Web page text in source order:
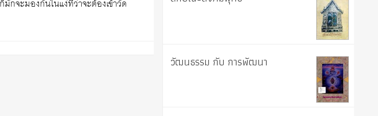
กจะมองกันในแง่ที่ว่าจะต้องเข้าวัด
วัฒนธรรม กับ การพัฒนา